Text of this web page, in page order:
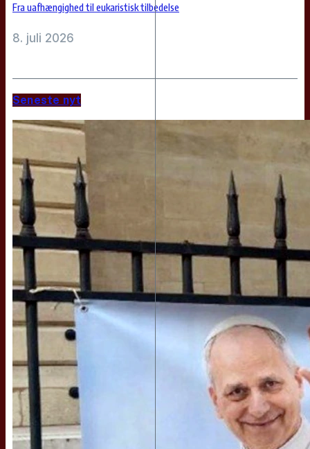
Fra uafhængighed til eukaristisk tilbedelse
8. juli 2026
Seneste nyt